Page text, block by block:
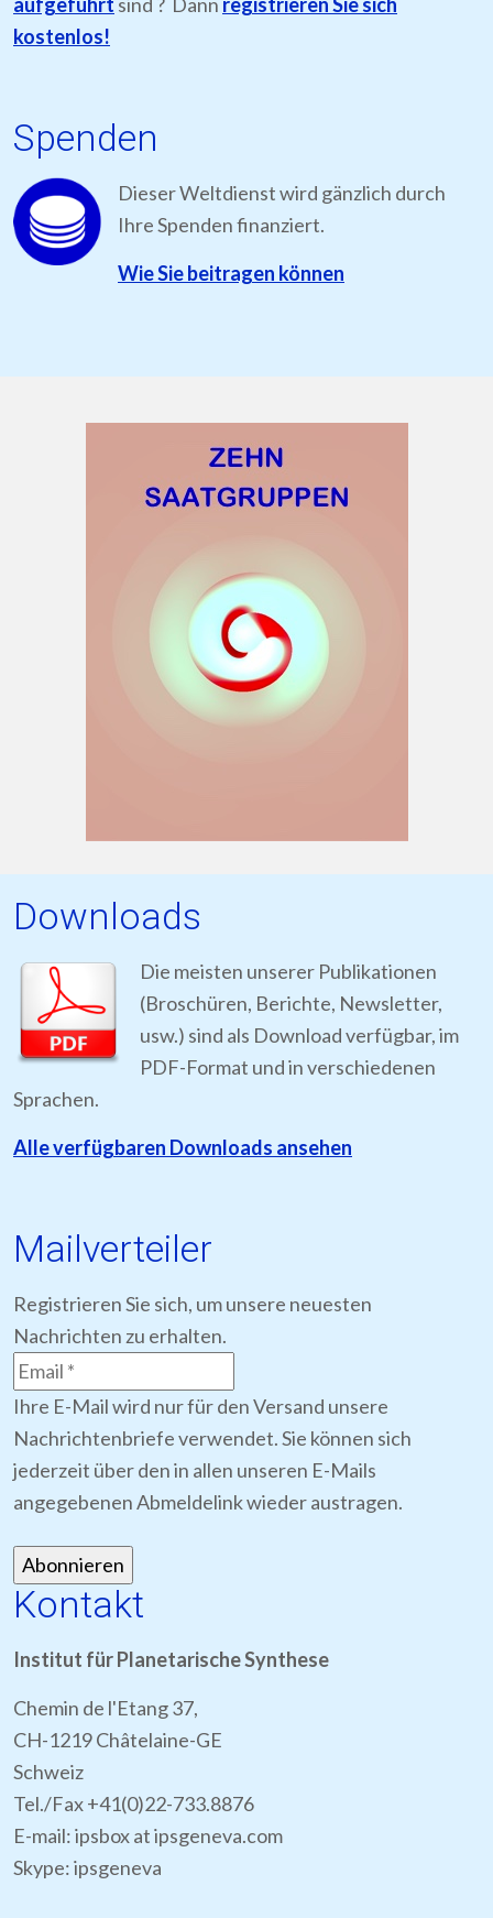
kostenlos!
Spenden
Dieser Weltdienst wird gänzlich durch
Ihre Spenden finanziert.
Wie Sie beitragen können
Downloads
Die meisten unserer Publikationen
(Broschüren, Berichte, Newsletter,
usw.) sind als Download verfügbar, im
PDF-Format und in verschiedenen
Sprachen.
Alle verfügbaren Downloads ansehen
Mailverteiler
Registrieren Sie sich, um unsere neuesten
Nachrichten zu erhalten.
Ihre E-Mail wird nur für den Versand unsere
Nachrichtenbriefe verwendet. Sie können sich
jederzeit über den in allen unseren E-Mails
angegebenen Abmeldelink wieder austragen.
Kontakt
Institut für Planetarische Synthese
Chemin de l'Etang 37,
CH-1219 Châtelaine-GE
Schweiz
Tel./Fax +41(0)22-733.8876
E-mail: ipsbox at ipsgeneva.com
Skype: ipsgeneva